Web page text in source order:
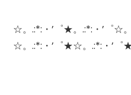
☆。.:*:・’゜★。.:*:・’゜☆
☆。.:*:・’゜★☆。.:*:・’゜